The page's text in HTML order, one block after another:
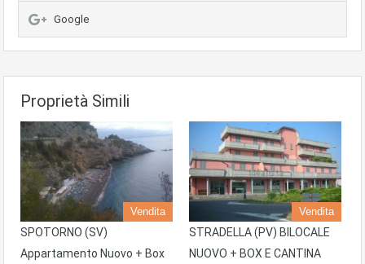
Google
Proprietà Simili
Vendita
SPOTORNO (SV)
Appartamento Nuovo + Box
Vendita
STRADELLA (PV) BILOCALE
NUOVO + BOX E CANTINA